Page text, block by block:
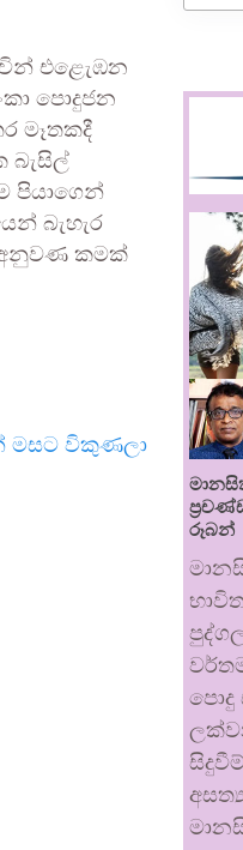
එළැෙඹන
පොදුජන
මෑතකදී
බැසිල්
පියාගෙන්
බැහැර
අනුවණ කමක්
මසට විකුණලා
රූබන්
පොදු